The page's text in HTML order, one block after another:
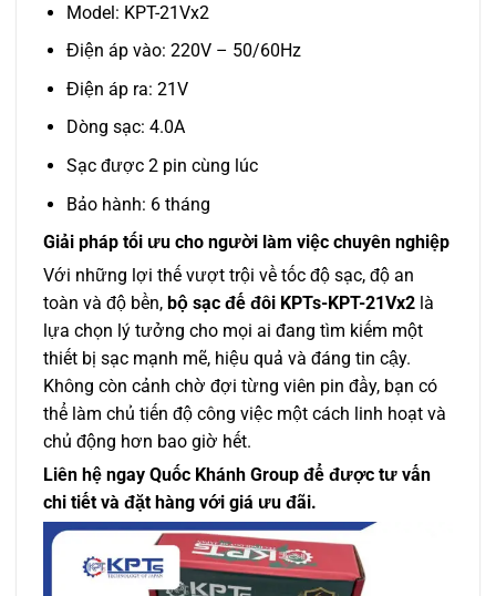
Model: KPT-21Vx2
Điện áp vào: 220V – 50/60Hz
Điện áp ra: 21V
Dòng sạc: 4.0A
Sạc được 2 pin cùng lúc
Bảo hành: 6 tháng
Giải pháp tối ưu cho người làm việc chuyên nghiệp
Với những lợi thế vượt trội về tốc độ sạc, độ an
toàn và độ bền, bộ sạc đế đôi KPTs-KPT-21Vx2 là
lựa chọn lý tưởng cho mọi ai đang tìm kiếm một
thiết bị sạc mạnh mẽ, hiệu quả và đáng tin cậy.
Không còn cảnh chờ đợi từng viên pin đầy, bạn có
thể làm chủ tiến độ công việc một cách linh hoạt và
chủ động hơn bao giờ hết.
Liên hệ ngay Quốc Khánh Group để được tư vấn
chi tiết và đặt hàng với giá ưu đãi.